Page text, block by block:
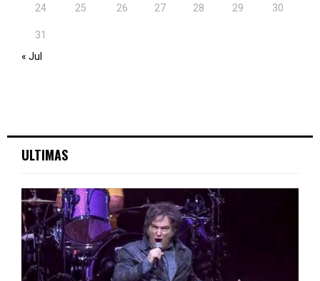
24 25 26 27 28 29 30
31
« Jul
ULTIMAS